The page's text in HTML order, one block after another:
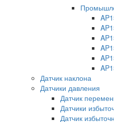
Датчик наклона
Датчики давления
Датчик
Датчики
Датчик